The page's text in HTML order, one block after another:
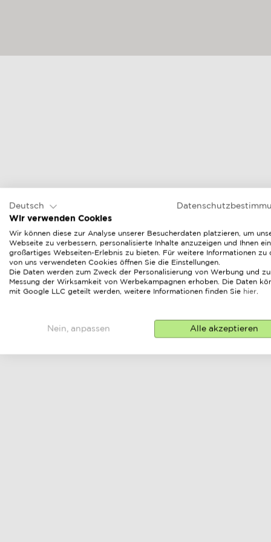
Deutsch
Wir verwenden Cookies
Wir können diese zur Analyse unserer Besucherdaten platzieren, um
Webseite zu verbessern, personalisierte Inhalte anzuzeigen und Ihnen ein
großartiges Webseiten-Erlebnis zu bieten. Für weitere Informationen zu
von uns verwendeten Cookies öffnen Sie die Einstellungen.
Die Daten werden zum Zweck der Personalisierung von Werbung und
Messung der Wirksamkeit von Werbekampagnen erhoben. Die Daten
mit Google LLC geteilt werden, weitere Informationen finden Sie hier.
Nein, anpassen Alle akzeptieren